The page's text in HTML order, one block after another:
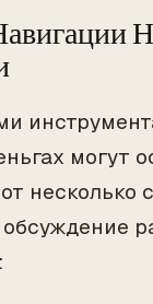
могут
несколько